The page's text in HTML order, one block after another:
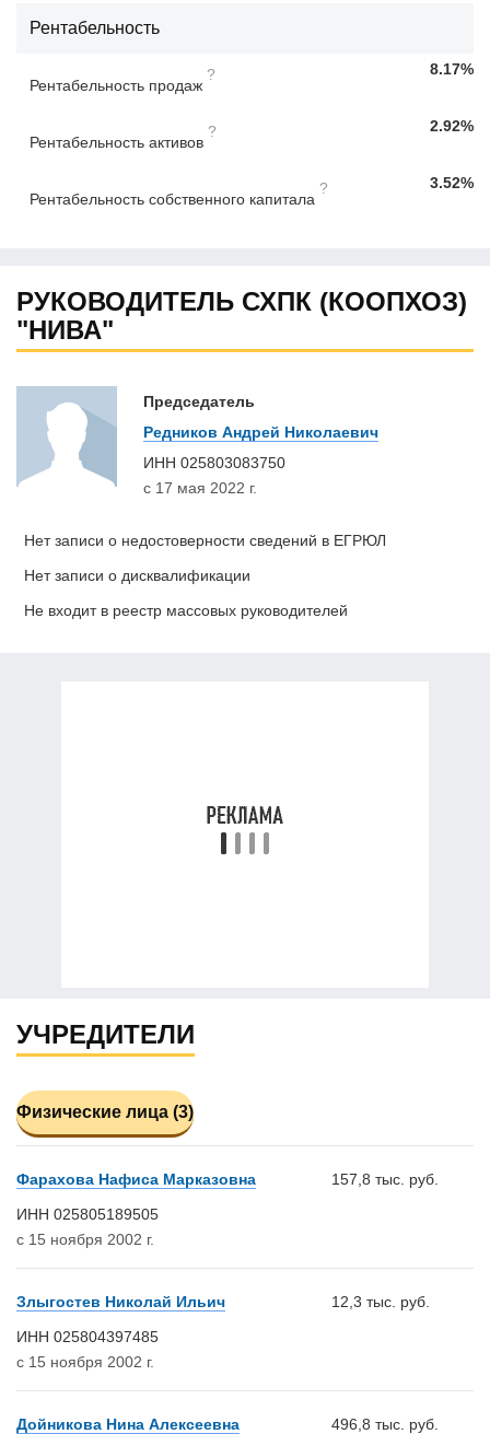
Рентабельность
Рентабельность продаж
? 8.17%
Рентабельность активов
? 2.92%
Рентабельность собственного капитала
? 3.52%
РУКОВОДИТЕЛЬ СХПК (КООПХОЗ)
"НИВА"
Председатель
Редников Андрей Николаевич
ИНН 025803083750
с 17 мая 2022 г.
Нет записи о недостоверности сведений в ЕГРЮЛ
Нет записи о дисквалификации
Не входит в реестр массовых руководителей
УЧРЕДИТЕЛИ
Физические лица (3)
Фарахова Нафиса Марказовна
ИНН 025805189505
с 15 ноября 2002 г.
157,8 тыс. руб.
Злыгостев Николай Ильич
ИНН 025804397485
с 15 ноября 2002 г.
12,3 тыс. руб.
Дойникова Нина Алексеевна
496,8 тыс. руб.